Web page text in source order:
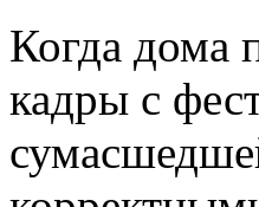
Когда дома
кадры с